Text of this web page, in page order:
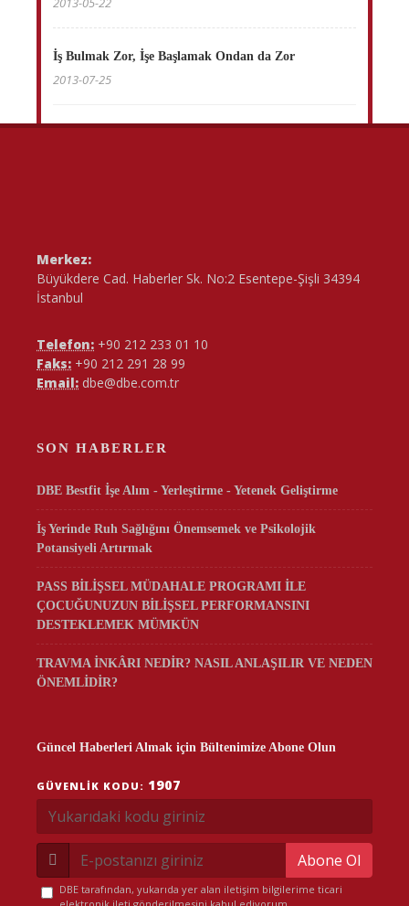
İş Bulmak Zor, İşe Başlamak Ondan da Zor
2013-07-25
Merkez:
Büyükdere Cad. Haberler Sk. No:2 Esentepe-Şişli 34394
İstanbul
Telefon: +90 212 233 01 10
Faks: +90 212 291 28 99
Email: dbe@dbe.com.tr
SON HABERLER
DBE Bestfit İşe Alım - Yerleştirme - Yetenek Geliştirme
İş Yerinde Ruh Sağlığını Önemsemek ve Psikolojik
Potansiyeli Artırmak
PASS BİLİŞSEL MÜDAHALE PROGRAMI İLE
ÇOCUĞUNUZUN BİLİŞSEL PERFORMANSINI
DESTEKLEMEK MÜMKÜN
TRAVMA İNKÂRI NEDİR? NASIL ANLAŞILIR VE NEDEN
ÖNEMLİDİR?
Güncel Haberleri Almak için Bültenimize Abone Olun
GÜVENLIK KODU: 1907
Abone Ol
DBE tarafından, yukarıda yer alan iletişim bilgilerime ticari